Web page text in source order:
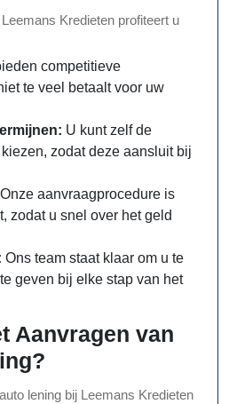
Kredieten profiteert u
competitieve
te veel betaalt voor uw
U kunt zelf de
zodat deze aansluit bij
Onze aanvraagprocedure is
zodat u snel over het geld
Ons team staat klaar om u te
geven bij elke stap van het
Aanvragen van
lening bij Leemans Kredieten